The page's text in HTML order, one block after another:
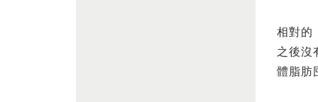
相對的
之後沒
體脂肪